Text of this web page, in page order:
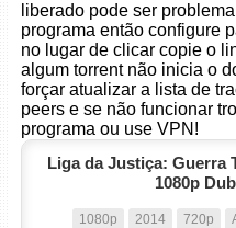
liberado pode ser
programa então configure
no lugar de clicar copie o
algum torrent não inicia o
forçar atualizar a lista de
peers e se não funcionar
programa ou use VPN!
Liga da Justiça: Guerra
1080p
1080p 2014 720p